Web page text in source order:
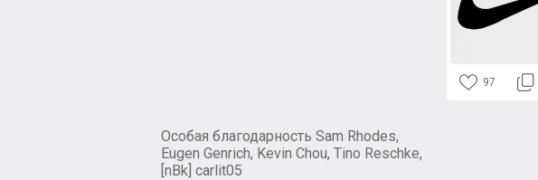
97
Особая благодарность Sam Rhodes,
Eugen Genrich, Kevin Chou, Tino Reschke,
[nBk] carlit05